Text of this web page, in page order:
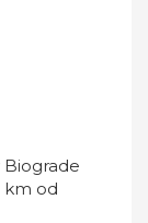
Biograde
km od